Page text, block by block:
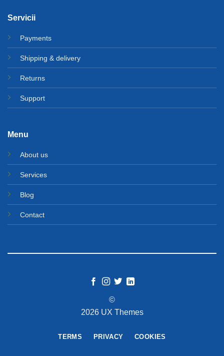
Servicii
Payments
Shipping & delivery
Returns
Support
Menu
About us
Services
Blog
Contact
©
2026 UX Themes
TERMS PRIVACY COOKIES